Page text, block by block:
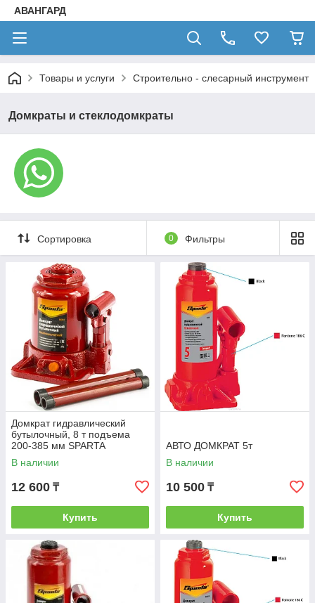
АВАНГАРД
Товары и услуги Строительно - слесарный инструмент
Домкраты и стеклодомкраты
Сортировка 0 Фильтры
Домкрат гидравлический
бутылочный, 8 т подъема
200-385 мм SPARTA
В наличии
12 600 ₸
Купить
АВТО ДОМКРАТ 5т
В наличии
10 500 ₸
Купить